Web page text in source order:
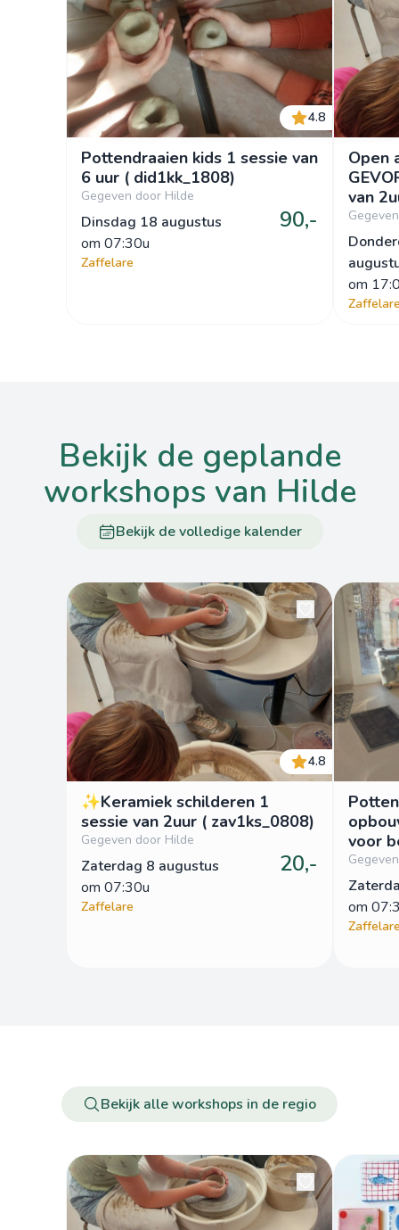
4.8
Pottendraaien kids 1 sessie van
6 uur ( did1kk_1808)
Gegeven door Hilde
Dinsdag 18 augustus
om 07:30u
90,-
Zaffelare
Open
om
bekijk de geplande
workshops van Hilde
Bekijk de volledige kalender
4.8
✨Keramiek schilderen 1
sessie van 2uur ( zav1ks_0808)
Gegeven door Hilde
Zaterdag 8 augustus
om 07:30u
20,-
Zaffelare
voor
om
Bekijk alle workshops in de regio